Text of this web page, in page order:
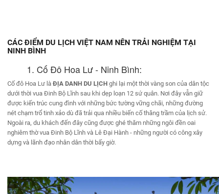
CÁC ĐIỂM DU LỊCH VIỆT NAM NÊN TRẢI NGHIỆM TẠI
NINH BÌNH
1. Cố Đô Hoa Lư - Ninh Bình:
Cố đô Hoa Lư là ĐỊA DANH DU LỊCH ghi lại một thời vàng son của dân tộc
dưới thời vua Đinh Bộ Lĩnh sau khi dẹp loạn 12 sứ quân. Nơi đây vẫn giữ
được kiến trúc cung đình với những bức tường vững chãi, những đường
nét chạm trổ tinh xảo dù đã trải qua nhiều biến cố thăng trầm của lịch sử.
Ngoài ra, du khách đến đây cũng được ghé thăm những ngôi đền oai
nghiêm thờ vua Đinh Bộ Lĩnh và Lê Đại Hành - những người có công xây
dựng và lãnh đạo nhân dân thời bấy giờ.